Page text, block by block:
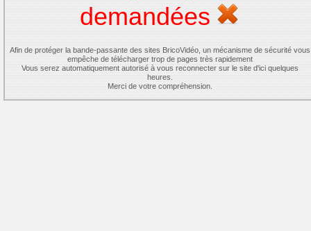
demandées
Afin de protéger la bande-passante des sites BricoVidéo, un mécanisme de sécurité vous
empêche de télécharger trop de pages très rapidement
Vous serez automatiquement autorisé à vous reconnecter sur le site d'ici quelques
heures.
Merci de votre compréhension.